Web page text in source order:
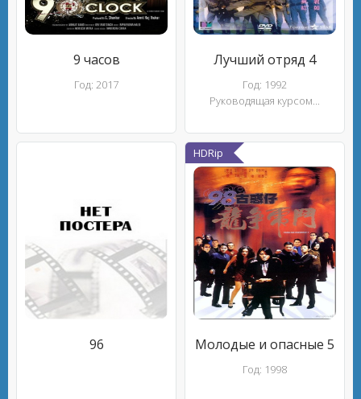
9 часов
Год: 2017
Лучший отряд 4
Год: 1992
Руководящая курсом...
96
HDRip
Молодые и опасные 5
Год: 1998